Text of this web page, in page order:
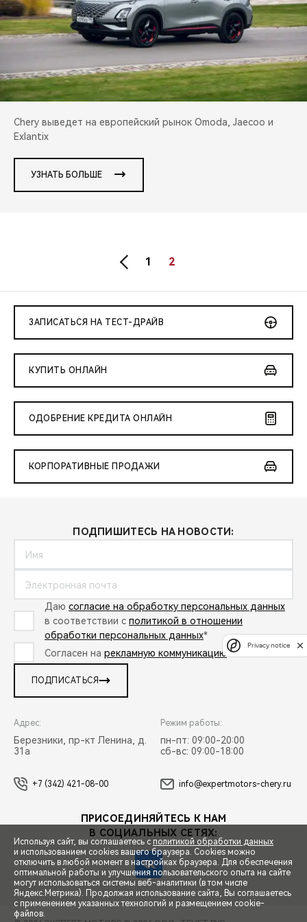
СПЕЦПРЕДЛОЖЕНИЯ
CHERY И СПОРТ
НАШИ МЕРОПРИЯТИЯ
CHERY ДЛЯ ДЕТЕЙ
Chery выведет на европейский рынок Omoda, Jaecoo и
Exlantix
УЗНАТЬ БОЛЬШЕ
1 2
ЗАПИСАТЬСЯ НА ТЕСТ-ДРАЙВ
КУПИТЬ ОНЛАЙН
ОДОБРЕНИЕ КРЕДИТА ОНЛАЙН
КОРПОРАТИВНЫЕ ПРОДАЖИ
ПОДПИШИТЕСЬ НА НОВОСТИ:
Даю согласие на обработку персональных данных
в соответствии с политикой в отношении
обработки персональных данных*
Согласен на рекламную коммуникацию*
ПОДПИСАТЬСЯ
Адрес:
Березники, пр-кт Ленина, д.
31а
Режим работы:
пн-пт: 09:00-20:00
сб-вс: 09:00-18:00
+7 (342) 421-08-00 info@expertmotors-chery.ru
ПРИСОЕДИНЯЙТЕСЬ К НАМ
В СОЦИАЛЬНЫХ СЕТЯХ:
Используя сайт, вы соглашаетесь с политикой обработки данных
и использованием cookies вашего браузера. Cookies можно
отключить в любой момент в настройках браузера. Для обеспечения
оптимальной работы и улучшения пользовательского опыта на сайте
могут использоваться системы веб-аналитики (в том числе
Яндекс.Метрика). Продолжая использование сайта, Вы соглашаетесь
с применением указанных технологий и размещением cookie-
файлов.
Privacy notice